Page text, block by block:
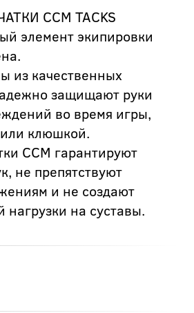
CCM TACKS
элемент экипировки
из качественных
защищают руки
во время игры,
клюшкой.
CCM гарантируют
не препятствуют
и не создают
нагрузки на суставы.